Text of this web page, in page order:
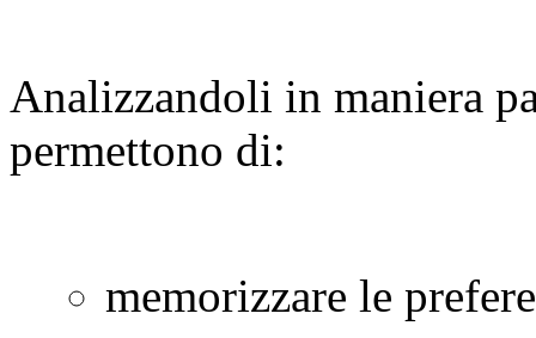
Analizzandoli in maniera
permettono di:
memorizzare le